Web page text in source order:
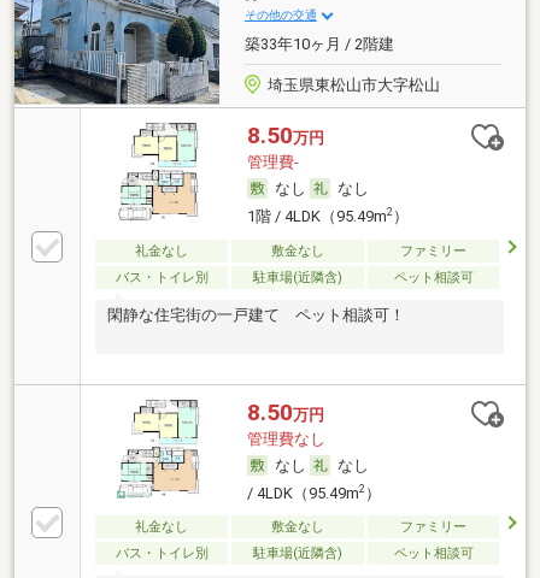
その他の交通
築33年10ヶ月 / 2階建
埼玉県東松山市大字松山
8.50万円
管理費-
なし
なし
1階 / 4LDK（95.49m2）
礼金なし 敷金なし
ファミリー
バス・トイレ別
駐車場(近隣含) ペット相談可
閑静な住宅街の一戸建て ペット相談可！
8.50万円
管理費なし
なし
なし
/ 4LDK（95.49m2）
礼金なし 敷金なし
ファミリー
バス・トイレ別
駐車場(近隣含) ペット相談可